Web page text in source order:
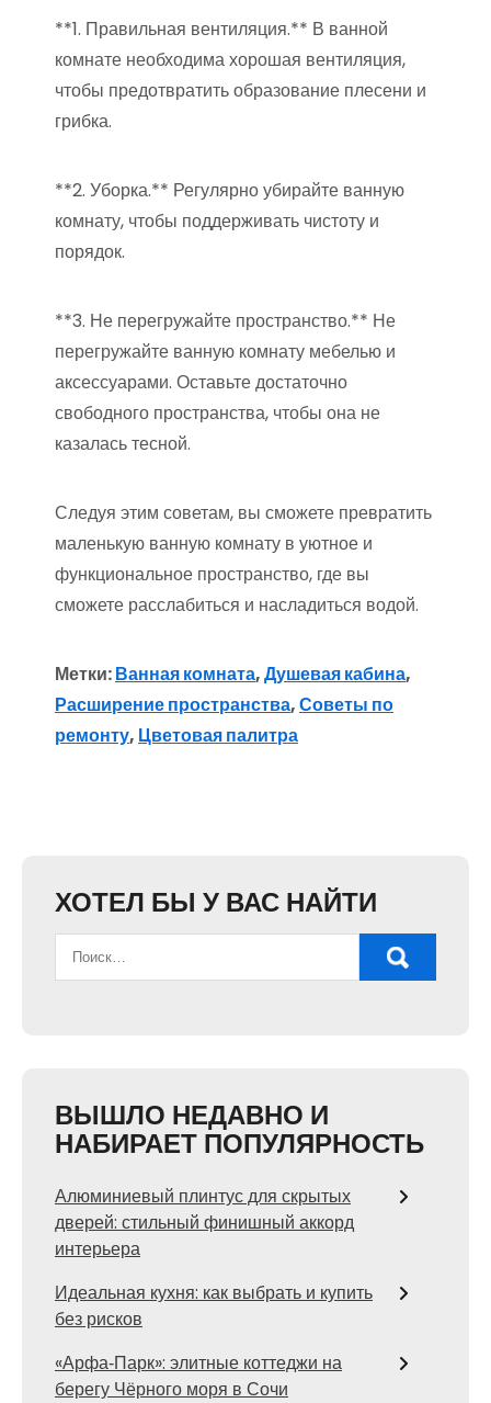
**1. Правильная вентиляция.** В ванной
комнате необходима хорошая вентиляция,
чтобы предотвратить образование плесени и
грибка.
**2. Уборка.** Регулярно убирайте ванную
комнату, чтобы поддерживать чистоту и
порядок.
**3. Не перегружайте пространство.** Не
перегружайте ванную комнату мебелью и
аксессуарами. Оставьте достаточно
свободного пространства, чтобы она не
казалась тесной.
Следуя этим советам, вы сможете превратить
маленькую ванную комнату в уютное и
функциональное пространство, где вы
сможете расслабиться и насладиться водой.
Метки:Ванная комната,Душевая кабина,
Расширение пространства,Советы по
ремонту, Цветовая палитра
ХОТЕЛ БЫ У ВАС НАЙТИ
ВЫШЛО НЕДАВНО И
НАБИРАЕТ ПОПУЛЯРНОСТЬ
Алюминиевый плинтус для скрытых
дверей: стильный финишный аккорд
интерьера
Идеальная кухня: как выбрать и купить
без рисков
«Арфа‑Парк»: элитные коттеджи на
берегу Чёрного моря в Сочи